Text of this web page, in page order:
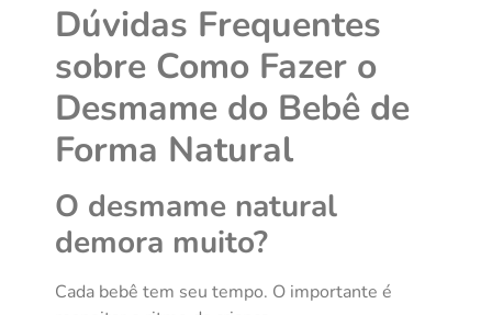
Dúvidas Frequentes
sobre Como Fazer o
Desmame do Bebê de
Forma Natural
O desmame natural
demora muito?
Cada bebê tem seu tempo. O importante é